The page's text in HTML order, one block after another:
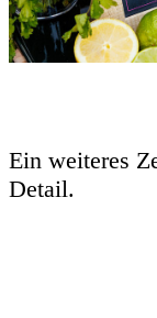
Ein weiteres
Detail.